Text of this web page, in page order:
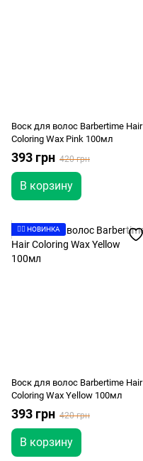
Воск для волос Barbertime Hair
Coloring Wax Pink 100мл
393 грн 420 грн
В корзину
👉🏻 НОВИНКА
Воск для волос Barbertime Hair
Coloring Wax Yellow 100мл
393 грн 420 грн
В корзину